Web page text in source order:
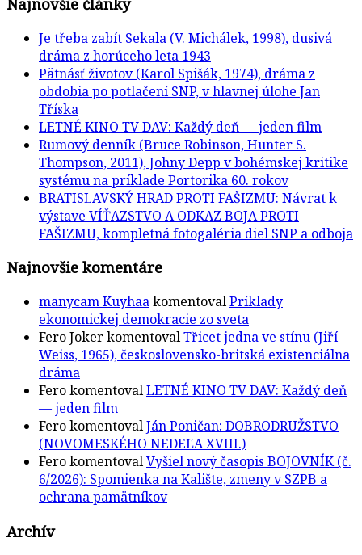
Je třeba zabít Sekala (V. Michálek, 1998), dusivá
dráma z horúceho leta 1943
Pätnásť životov (Karol Spišák, 1974), dráma z
obdobia po potlačení SNP, v hlavnej úlohe Jan
Tříska
LETNÉ KINO TV DAV: Každý deň — jeden film
Rumový denník (Bruce Robinson, Hunter S.
Thompson, 2011), Johny Depp v bohémskej kritike
systému na príklade Portorika 60. rokov
BRATISLAVSKÝ HRAD PROTI FAŠIZMU: Návrat k
výstave VÍŤAZSTVO A ODKAZ BOJA PROTI
FAŠIZMU, kompletná fotogaléria diel SNP a odboja
Najnovšie komentáre
manycam KuyhaakomentovalPríklady
ekonomickej demokracie zo sveta
Fero JokerkomentovalTřicet jedna ve stínu (Jiří
Weiss, 1965), československo-britská existenciálna
dráma
FerokomentovalLETNÉ KINO TV DAV: Každý deň
— jeden film
FerokomentovalJán Poničan: DOBRODRUŽSTVO
(NOVOMESKÉHO NEDEĽA XVIII.)
FerokomentovalVyšiel nový časopis BOJOVNÍK (č.
6/2026): Spomienka na Kalište, zmeny v SZPB a
ochrana pamätníkov
Archív